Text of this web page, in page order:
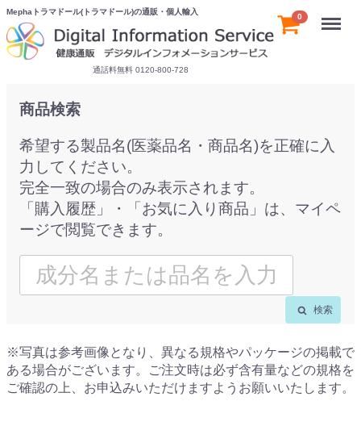
Mephaトラマドール(トラマドール)の通販・個人輸入
通話料無料 0120-800-728
0 Menu
商品検索
希望する製品名(医薬品名・商品名)を正確に入
力してください。
完全一致の場合のみ表示されます。
「購入履歴」・「お気に入り商品」は、マイペ
ージで閲覧できます。
検索
※写真は参考画像となり、異なる規格やパッケージの掲載で
ある場合がございます。ご注文時は必ず含有量などの規格を
ご確認の上、お申込みいただけますようお願いいたします。